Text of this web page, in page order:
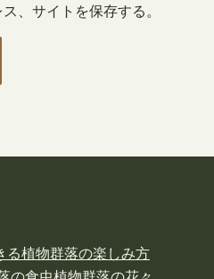
、サイトを保存する。
る植物群落の楽しみ方